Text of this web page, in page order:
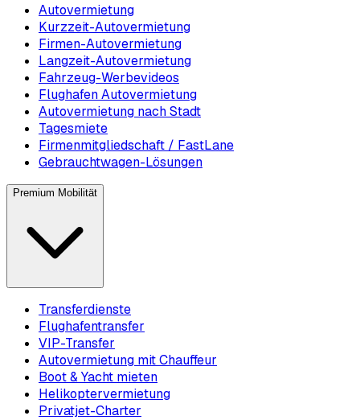
Autovermietung
Kurzzeit-Autovermietung
Firmen-Autovermietung
Langzeit-Autovermietung
Fahrzeug-Werbevideos
Flughafen Autovermietung
Autovermietung nach Stadt
Tagesmiete
Firmenmitgliedschaft / FastLane
Gebrauchtwagen-Lösungen
Premium Mobilität
Transferdienste
Flughafentransfer
VIP-Transfer
Autovermietung mit Chauffeur
Boot & Yacht mieten
Helikoptervermietung
Privatjet-Charter